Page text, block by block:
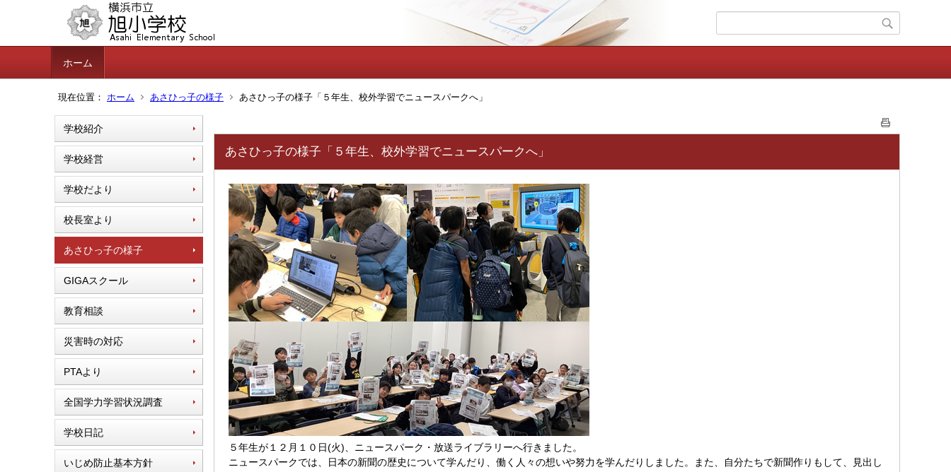
ホーム
現在位置： ホーム あさひっ子の様子 あさひっ子の様子「５年生、校外学習でニュースパークへ」
学校紹介
学校経営
学校だより
校長室より
あさひっ子の様子
GIGAスクール
教育相談
災害時の対応
PTAより
全国学力学習状況調査
学校日記
いじめ防止基本方針
あさひっ子の様子「５年生、校外学習でニュースパークへ」
５年生が１２月１０日(火)、ニュースパーク・放送ライブラリーへ行きました。
ニュースパークでは、日本の新聞の歴史について学んだり、働く人々の想いや努力を学んだりしました。また、自分たちで新聞作りもして、見出し